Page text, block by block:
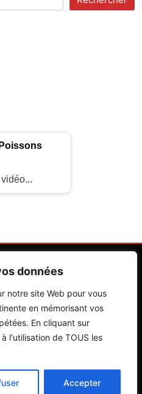
données
notre site Web pour vous
en mémorisant vos
En cliquant sur
l'utilisation de TOUS les
Accepter
Mentions Légales